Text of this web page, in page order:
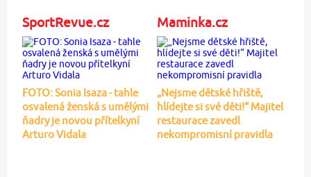
SportRevue.cz
FOTO: Sonia Isaza - tahle
osvalená ženská s umělými
ňadry je novou přítelkyní
Arturo Vidala
Maminka.cz
„Nejsme dětské hřiště,
hlídejte si své děti!“ Majitel
restaurace zavedl
nekompromisní pravidla